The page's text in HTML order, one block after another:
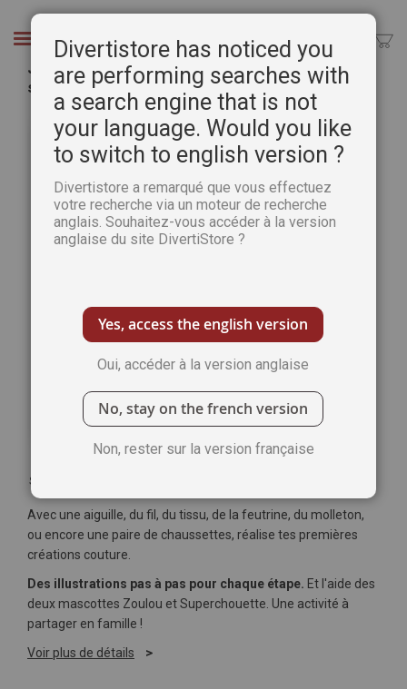
Chercher
Je sais coudre ! 60 modèles originaux pour faire
ses premiers pas en couture - Natacha Seret
galerie
d’images
Soyez le premier à commenter ce produit
Avec une aiguille, du fil, du tissu, de la feutrine, du molleton,
ou encore une paire de chaussettes, réalise tes premières
créations couture.
Des illustrations pas à pas pour chaque étape. Et l'aide des
deux mascottes Zoulou et Superchouette. Une activité à
partager en famille !
Voir plus de détails
Divertistore has noticed you
are performing searches with
a search engine that is not
your language. Would you like
to switch to english version ?
Divertistore a remarqué que vous effectuez
votre recherche via un moteur de recherche
anglais. Souhaitez-vous accéder à la version
anglaise du site DivertiStore ?
Yes, access the english version
Oui, accéder à la version anglaise
No, stay on the french version
Non, rester sur la version française